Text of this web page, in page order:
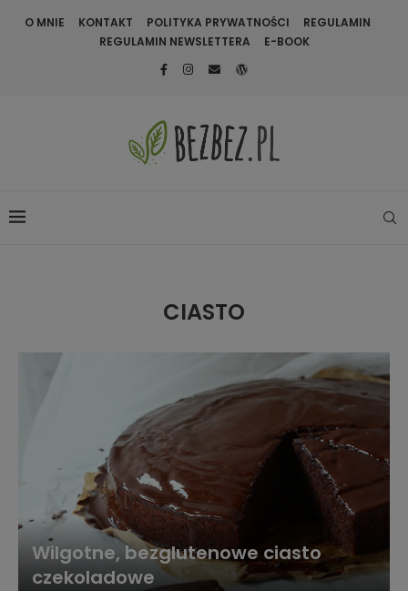
O MNIE KONTAKT POLITYKA PRYWATNOŚCI
REGULAMIN
REGULAMIN NEWSLETTERA
E-BOOK
CIASTO
Wilgotne, bezglutenowe ciasto
czekoladowe